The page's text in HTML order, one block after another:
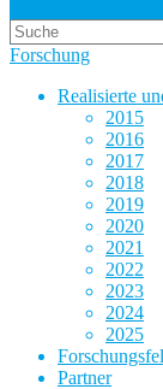
Forschung
Realisierte
2015
2016
2017
2018
2019
2020
2021
2022
2023
2024
2025
Partner